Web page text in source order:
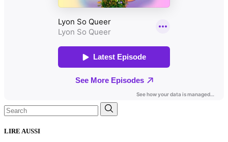
Search
for:
LIRE AUSSI